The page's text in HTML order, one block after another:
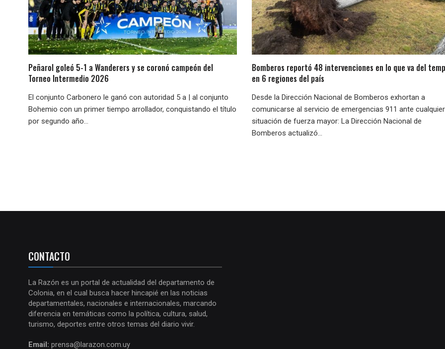
Peñarol goleó 5-1 a Wanderers y se coronó campeón del
Torneo Intermedio 2026
El conjunto Carbonero le ganó con autoridad 5 a | al conjunto
Bohemio con un primer tiempo arrollador, conquistando el título
por segundo año...
Bomberos reportó 48 intervenciones en lo que va del
en 6 regiones del país
Desde la Dirección Nacional de Bomberos exhortan a
comunicarse al servicio de emergencias 911 ante cualquier
situación de fuerza mayor: La Dirección Nacional de
Bomberos actualizó...
CONTACTO
La Razón es un portal de actualidad del departamento de
Colonia, en el cual busca hacer hincapié en las noticias
departamentales, nacionales e internacionales, marcando
diferencia en temáticas como la política, cultura, salud,
turismo, deportes entre otros temas del diario vivir.
Email: prensa@larazon.com.uy